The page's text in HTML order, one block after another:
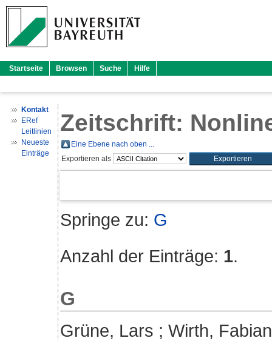
Startseite Browsen Suche Hilfe
Kontakt
ERef
Leitlinien
Neueste
Einträge
Zeitschrift:
Eine Ebene nach oben ...
Exportieren als
Springe zu: G
Anzahl der Einträge: 1.
G
Grüne, Lars ; Wirth, Fabian